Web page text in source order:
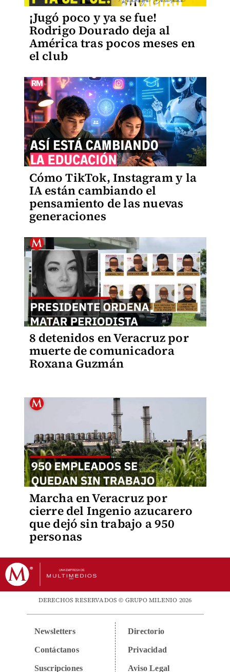
¡Jugó poco y ya se fue!
Rodrigo Dourado deja al
América tras pocos meses en
el club
Cómo TikTok, Instagram y la
IA están cambiando el
pensamiento de las nuevas
generaciones
8 detenidos en Veracruz por
muerte de comunicadora
Roxana Guzmán
Marcha en Veracruz por
cierre del Ingenio azucarero
que dejó sin trabajo a 950
personas
DERECHOS RESERVADOS © GRUPO MILENIO 2026
Newsletters
Contáctanos
Suscripciones
Directorio
Privacidad
Aviso Legal